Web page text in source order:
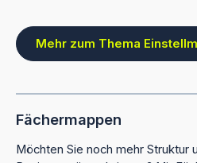
Mehr zum Thema
Fächermappen
Möchten Sie noch mehr Struktur